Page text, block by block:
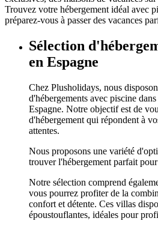
Trouvez votre hébergement idéal avec
préparez-vous à passer des vacances
Sélection
en Espagne
Chez Plusholidays, nous
d'hébergements avec piscine
Espagne. Notre objectif est de
d'hébergement qui répondent à
attentes.
Nous proposons une variété
trouver l'hébergement parfait
Notre sélection comprend
vous pourrez profiter de la
confort et détente. Ces villas
époustouflantes, idéales pour